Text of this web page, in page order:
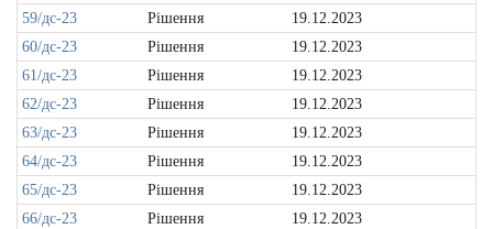
59/дс-23
Рішення
19.12.2023
60/дс-23
Рішення
19.12.2023
61/дс-23
Рішення
19.12.2023
62/дс-23
Рішення
19.12.2023
63/дс-23
Рішення
19.12.2023
64/дс-23
Рішення
19.12.2023
65/дс-23
Рішення
19.12.2023
66/дс-23
Рішення
19.12.2023